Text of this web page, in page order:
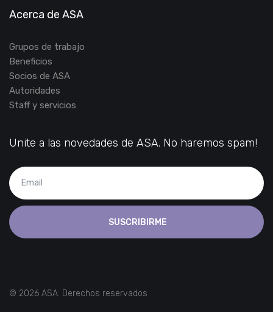
Acerca de ASA
Grupos de trabajo
Beneficios
Socios de ASA
Autoridades
Staff y servicios
Unite a las novedades de ASA. No haremos spam!
SUSCRIBIRME
© 2026 ASA. Derechos reservados